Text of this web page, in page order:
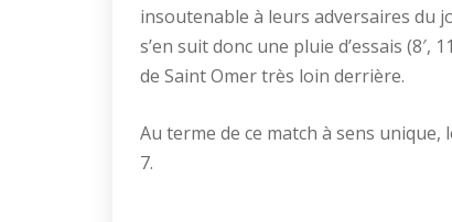
insoutenable à leurs adversaires du
s’en suit donc une pluie d’essais (8′,
de Saint Omer très loin derrière.
Au terme de ce match à sens unique,
7.